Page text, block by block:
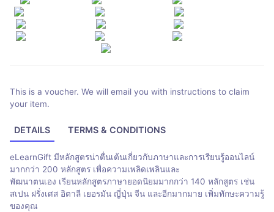
This is a voucher. We will email you with instructions to claim
your item.
DETAILS TERMS & CONDITIONS
eLearnGift มีหลักสูตรน่าตื่นเต้นเกี่ยวกับภาษาและการเรียนรู้ออนไลน์
มากกว่า 200 หลักสูตร เพื่อความเพลิดเพลินและ
พัฒนาตนเอง เรียนหลักสูตรภาษายอดนิยมมากกว่า 140 หลักสูตร เช่น
สเปน ฝรั่งเศส อิตาลี เยอรมัน ญี่ปุ่น จีน และอีกมากมาย เพิ่มทักษะความรู้
ของคุณ